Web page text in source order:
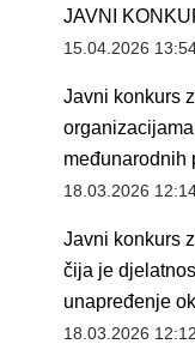
JAVNI
15.04.2026
Javni konkurs
međunarodnih
18.03.2026
Javni konkurs
čija je
unapređenje
18.03.2026 12:12